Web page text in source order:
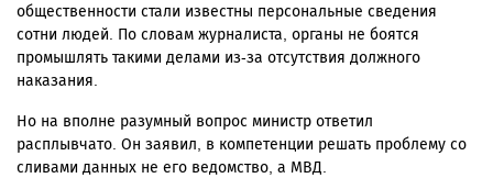
общественности стали известны персональные сведения
сотни людей. По словам журналиста, органы не боятся
промышлять такими делами из-за отсутствия должного
наказания.
Но на вполне разумный вопрос министр ответил
расплывчато. Он заявил, в компетенции решать проблему со
сливами данных не его ведомство, а МВД.